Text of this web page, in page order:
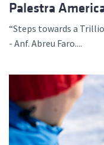
Palestra
“Steps towards a
- Anf. Abreu Faro....